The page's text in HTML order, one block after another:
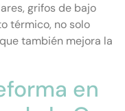
grifos de bajo
térmico, no solo
también mejora la
en